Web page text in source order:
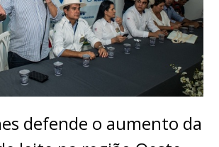
defende o aumento da